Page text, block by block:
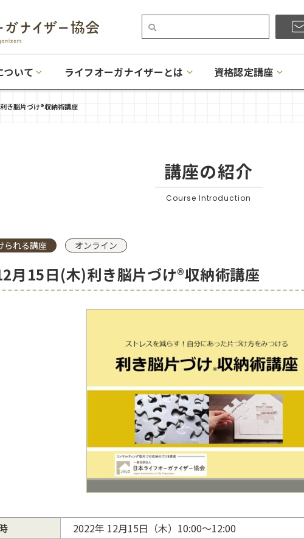
ついて ライフオーガナイザーとは 資格認定講座
き脳片づけ®収納術講座
講座の紹介
Course Introduction
られる講座 オンライン
月15日(木)利き脳片づけ®収納術講座
2022年 12月15日（木）10:00～12:00